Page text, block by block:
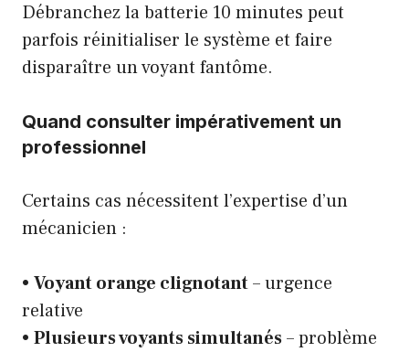
Débranchez la batterie 10 minutes peut
parfois réinitialiser le système et faire
disparaître un voyant fantôme.
Quand consulter impérativement un
professionnel
Certains cas nécessitent l’expertise d’un
mécanicien :
• Voyant orange clignotant– urgence
relative
• Plusieurs voyants simultanés– problème